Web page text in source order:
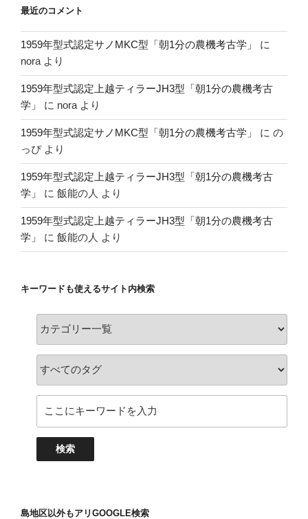
最近のコメント
1959年型式認定サノMKC型「朝1分の農機考古学」
に
nora より
1959年型式認定上越ティラーJH3型「朝1分の農機考古
学」
に nora より
1959年型式認定サノMKC型「朝1分の農機考古学」 に の
っぴより
1959年型式認定上越ティラーJH3型「朝1分の農機考古
学」
に 飯能の人 より
1959年型式認定上越ティラーJH3型「朝1分の農機考古
学」
に 飯能の人 より
キーワードも使えるサイト内検索
島地区以外もアリGOOGLE検索